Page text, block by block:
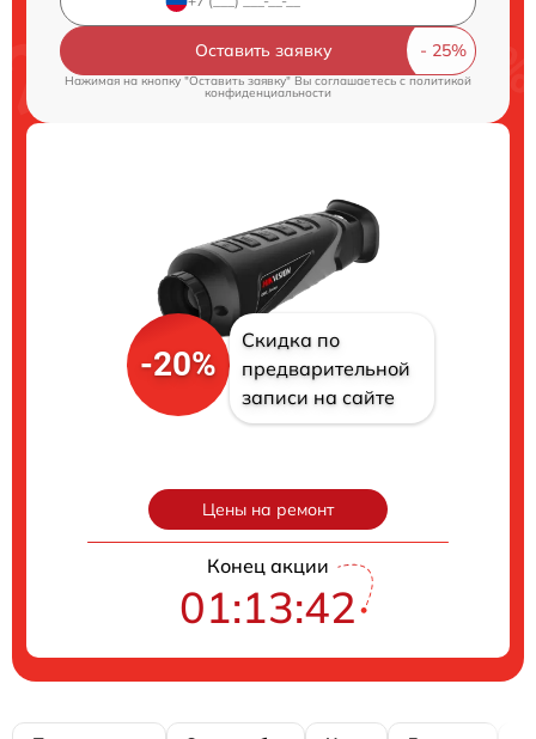
Оставить заявку
Нажимая на кнопку "Оставить заявку" Вы соглашаетесь cполитикой
конфиденциальности
-20%
Скидка по
предварительной
записи на сайте
Цены на ремонт
Конец акции
01:13:41